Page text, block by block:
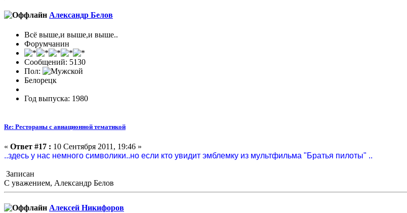
Александр Белов
Всё выше,и выше,и выше..
Форумчанин
Сообщений: 5130
Пол:
Белорецк
Год выпуска: 1980
Re: Рестораны с авиационной тематикой
« Ответ #17 : 10 Сентября 2011, 19:46 »
..здесь у нас немного символики..но если кто увидит эмблемку из мультфильма "Братья пилоты" ..
Записан
С уважением, Александр Белов
Алексей Никифоров